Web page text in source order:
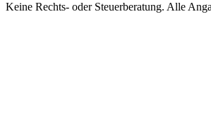
Keine Rechts- oder Steuerberatung. Alle